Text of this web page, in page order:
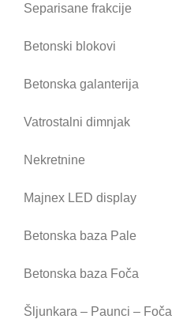
Separisane frakcije
Betonski blokovi
Betonska galanterija
Vatrostalni dimnjak
Nekretnine
Majnex LED display
Betonska baza Pale
Betonska baza Foča
Šljunkara – Paunci – Foča